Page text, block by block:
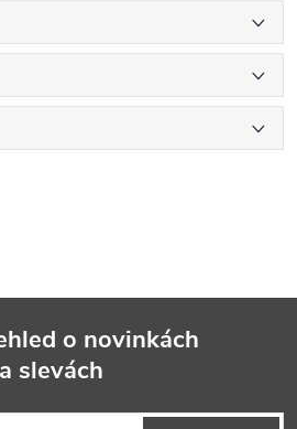
o novinkách
a slevách